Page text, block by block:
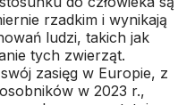
rzadkim i wynikają
ludzi, takich jak
tych zwierząt.
zasięg w Europie, z
w 2023 r.,